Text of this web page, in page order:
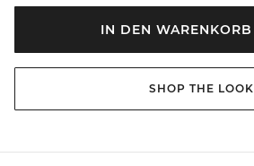
IN DEN WARENKORB
SHOP THE LOOK